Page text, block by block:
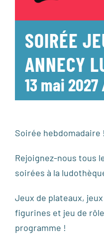
SOIRÉE
ANNECY
13 mai
Soirée hebdomadaire !
Rejoignez-nous tous
soirées à la
Jeux de plateaux, jeux
figurines et jeu de
programme !